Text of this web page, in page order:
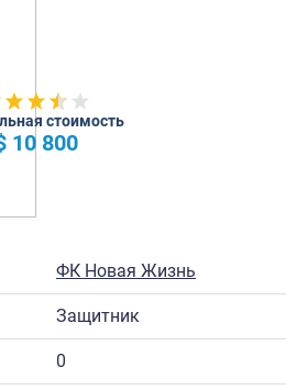
стоимость
10 800
ФК Новая Жизнь
Защитник
0